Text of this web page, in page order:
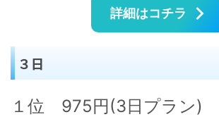
詳細はコチラ
３日
１位 975円(3日プラン)